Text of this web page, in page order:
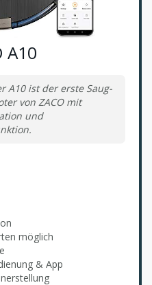
A10
A10 ist der erste Saug-
von ZACO mit
und
möglich
& App